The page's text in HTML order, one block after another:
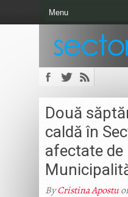
Două
caldă în
afectate de
ByCristina Apostu